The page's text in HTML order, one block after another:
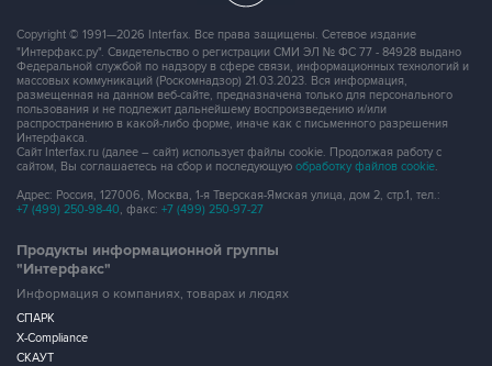
Copyright © 1991—2026 Interfax. Все права защищены. Сетевое издание
"Интерфакс.ру". Свидетельство о регистрации СМИ ЭЛ № ФС 77 - 84928 выдано
Федеральной службой по надзору в сфере связи, информационных технологий и
массовых коммуникаций (Роскомнадзор) 21.03.2023. Вся информация,
размещенная на данном веб-сайте, предназначена только для персонального
пользования и не подлежит дальнейшему воспроизведению и/или
распространению в какой-либо форме, иначе как с письменного разрешения
Интерфакса.
Сайт Interfax.ru (далее – сайт) использует файлы cookie. Продолжая работу с
сайтом, Вы соглашаетесь на сбор и последующую обработку файлов cookie
Адрес: Россия, 127006, Москва, 1-я Тверская-Ямская улица, дом 2, стр.1, тел.:
+7 (499) 250-98-40 , факс: +7 (499) 250-97-27
Продукты информационной группы
"Интерфакс"
Информация о компаниях, товарах и людях
СПАРК
X-Compliance
СКАУТ